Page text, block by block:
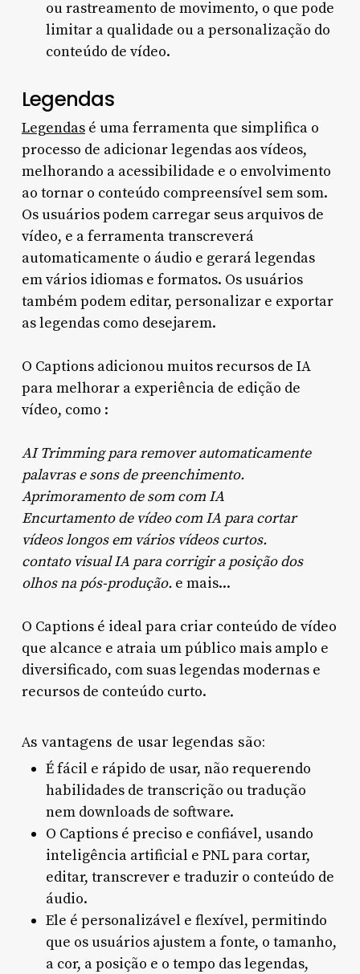
ou rastreamento de movimento, o que pode
limitar a qualidade ou a personalização do
conteúdo de vídeo.
Legendas
Legendasé uma ferramenta que simplifica o
processo de adicionar legendas aos vídeos,
melhorando a acessibilidade e o envolvimento
ao tornar o conteúdo compreensível sem som.
Os usuários podem carregar seus arquivos de
vídeo, e a ferramenta transcreverá
automaticamente o áudio e gerará legendas
em vários idiomas e formatos. Os usuários
também podem editar, personalizar e exportar
as legendas como desejarem.
O Captions adicionou muitos recursos de IA
para melhorar a experiência de edição de
vídeo, como :
AI Trimming para remover automaticamente
palavras e sons de preenchimento.
Aprimoramento de som com IA
Encurtamento de vídeo com IA para cortar
vídeos longos em vários vídeos curtos.
contato visual IA para corrigir a posição dos
olhos na pós-produção.e mais...
O Captions é ideal para criar conteúdo de vídeo
que alcance e atraia um público mais amplo e
diversificado, com suas legendas modernas e
recursos de conteúdo curto.
As vantagens de usar legendas são:
É fácil e rápido de usar, não requerendo
habilidades de transcrição ou tradução
nem downloads de software.
O Captions é preciso e confiável, usando
inteligência artificial e PNL para cortar,
editar, transcrever e traduzir o conteúdo de
áudio.
Ele é personalizável e flexível, permitindo
que os usuários ajustem a fonte, o tamanho,
a cor, a posição e o tempo das legendas,